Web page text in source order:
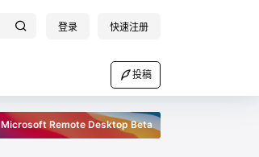
登录 快速注册
投稿
Microsoft Remote Desktop Beta